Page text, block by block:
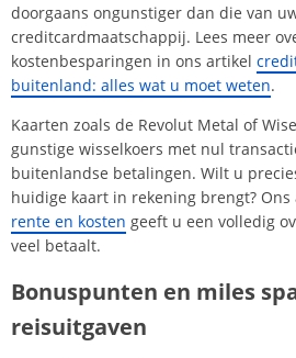
doorgaans ongunstiger dan die van
creditcardmaatschappij. Lees meer
kostenbesparingen in ons artikel
buitenland: alles wat u moet weten.
Kaarten zoals de Revolut Metal of
gunstige wisselkoers met nul
buitenlandse betalingen. Wilt u
huidige kaart in rekening brengt? Ons
rente en kosten geeft u een volledig
veel betaalt.
Bonuspunten en miles
reisuitgaven